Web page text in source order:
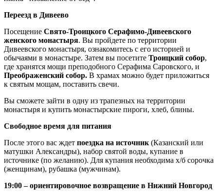
Переезд в Дивеево
Посещение Свято-Троицкого Серафимо-Дивеевского
женского монастыря. Вы пройдете по территории
Дивеевского монастыря, ознакомитесь с его историей и
обычаями в монастыре. Затем вы посетите Троицкий собор,
где хранятся мощи преподобного Серафима Саровского, и
Преображенский собор. В храмах можно будет приложиться
к святым мощам, поставить свечи.
Вы сможете зайти в одну из трапезных на территории
монастыря и купить монастырские пироги, хлеб, блины.
Свободное время для питания
После этого вас ждет поездка на источник (Казанский или
матушки Александры), набор святой воды, купание в
источнике (по желанию). Для купания необходима х/б сорочка
(женщинам), рубашка (мужчинам).
19:00 – ориентировочное возвращение в Нижний Новгород